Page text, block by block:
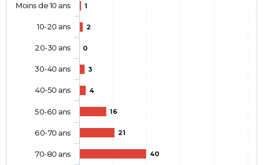
1
2
0
3
4
16
21
40
Moins de 10 ans
10-20 ans
20-30 ans
30-40 ans
40-50 ans
50-60 ans
60-70 ans
70-80 ans